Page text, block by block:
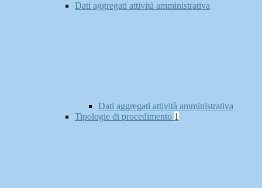
Dati aggregati attività amministrativa
Dati aggregati attività amministrativa
Tipologie di procedimento 1